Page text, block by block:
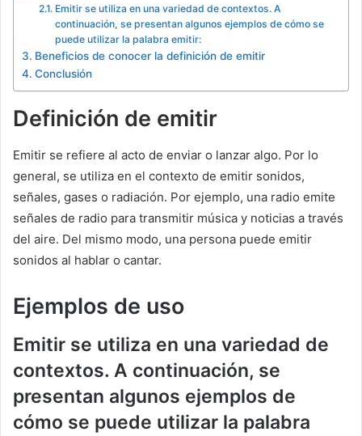
Emitir se utiliza en una variedad de contextos. A
continuación, se presentan algunos ejemplos de cómo se
puede utilizar la palabra emitir:
Beneficios de conocer la definición de emitir
Conclusión
Definición de emitir
Emitir se refiere al acto de enviar o lanzar algo. Por lo
general, se utiliza en el contexto de emitir sonidos,
señales, gases o radiación. Por ejemplo, una radio emite
señales de radio para transmitir música y noticias a través
del aire. Del mismo modo, una persona puede emitir
sonidos al hablar o cantar.
Ejemplos de uso
Emitir se utiliza en una variedad de
contextos. A continuación, se
presentan algunos ejemplos de
cómo se puede utilizar la palabra